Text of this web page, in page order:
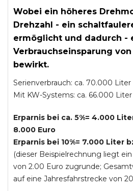
Wobei ein höheres
Drehzahl - ein
ermöglicht und dadurch -
Verbrauchseinsparung von
bewirkt.
Serienverbrauch: ca. 70.000 Liter
Mit KW-Systems: ca. 66.000 Liter
Erparnis bei ca. 5%= 4.000
8.000 Euro
Erparnis bei 10%= 7.000 Liter
(dieser Beispielrechnung liegt
von 2.00 Euro zugrunde;
auf eine Jahresfahrstrecke von